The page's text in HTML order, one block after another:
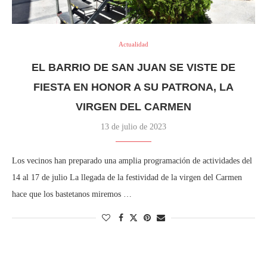
Actualidad
EL BARRIO DE SAN JUAN SE VISTE DE
FIESTA EN HONOR A SU PATRONA, LA
VIRGEN DEL CARMEN
13 de julio de 2023
Los vecinos han preparado una amplia programación de actividades del
14 al 17 de julio La llegada de la festividad de la virgen del Carmen
hace que los bastetanos miremos …